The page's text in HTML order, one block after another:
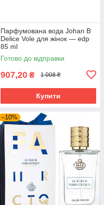
Парфумована вода Johan B
Delice Vole для жінок — edp
85 ml
Готово до відправки
907,20 ₴ 1 008 ₴
Купити
–10%